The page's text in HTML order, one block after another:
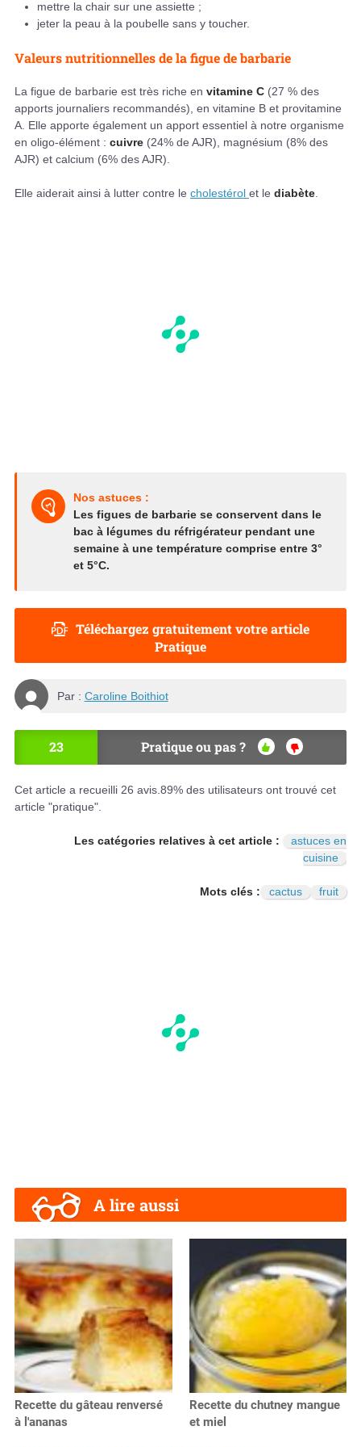
mettre la chair sur une assiette ;
jeter la peau à la poubelle sans y toucher.
Valeurs nutritionnelles de la figue de barbarie
La figue de barbarie est très riche en vitamine C (27 % des
apports journaliers recommandés), en vitamine B et provitamine
A. Elle apporte également un apport essentiel à notre organisme
en oligo-élément : cuivre (24% de AJR), magnésium (8% des
AJR) et calcium (6% des AJR).
Elle aiderait ainsi à lutter contre le cholestérol et le diabète
Nos astuces :
Les figues de barbarie se conservent dans le
bac à légumes du réfrigérateur pendant une
semaine à une température comprise entre 3°
et 5°C.
Téléchargez gratuitement votre article
Pratique
Par : Caroline Boithiot
23 Pratique ou pas ?
OU
NO
N
Cet article a recueilli 26 avis. 89% des utilisateurs ont trouvé cet
article "pratique".
Les catégories relatives à cet article :
astuces en
cuisine
Mots clés : cactus fruit
A lire aussi
Recette du gâteau renversé
à l'ananas
Recette du chutney mangue
et miel